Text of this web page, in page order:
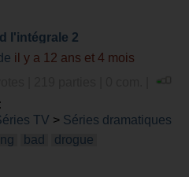
l'intégrale 2
il y a 12 ans et 4 mois
TV > Séries dramatiques
bad drogue